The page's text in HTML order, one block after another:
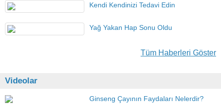
Kendi Kendinizi Tedavi Edin
Yağ Yakan Hap Sonu Oldu
Tüm Haberleri Göster
Videolar
Ginseng Çayının Faydaları Nelerdir?